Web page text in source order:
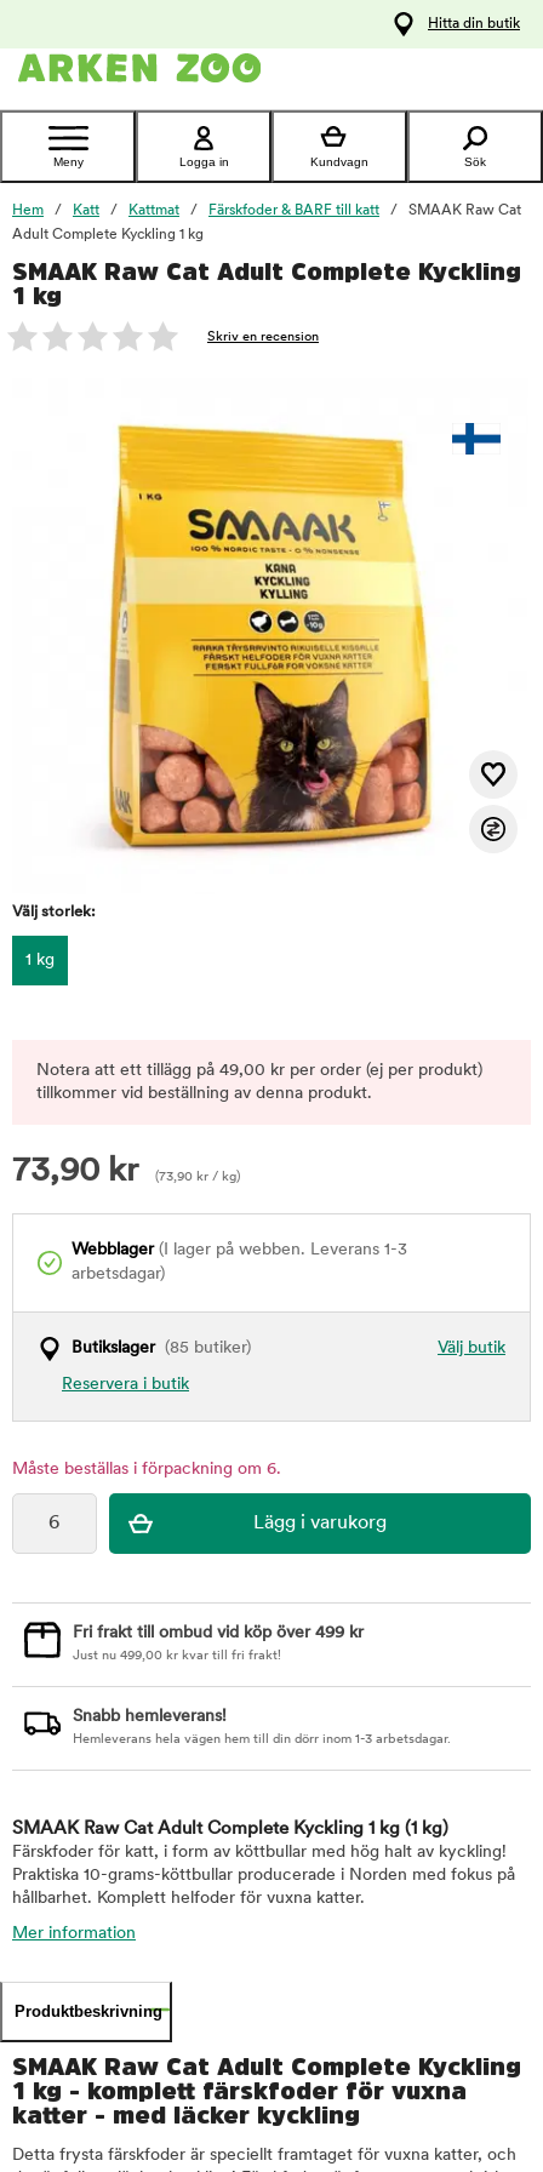
Kontakta
Hitta din butik
Meny Logga in Kundvagn Sök
Hem Katt Kattmat Färskfoder & BARF till katt
SMAAK Raw Cat
Adult Complete Kyckling 1 kg
SMAAK Raw Cat Adult Complete Kyckling
1 kg
Skriv en recension
Välj storlek:
1 kg
Notera att ett tillägg på 49,00 kr per order (ej per produkt)
tillkommer vid beställning av denna produkt.
73,90 kr (73,90 kr / kg)
Webblager(I lager på webben. Leverans 1-3
arbetsdagar)
Välj butik
Butikslager(85 butiker)
Reservera i butik
Måste beställas i förpackning om 6.
foo
Fri frakt till ombud vid köp över 499 kr
Just nu 499,00 kr kvar till fri frakt!
Snabb hemleverans!
Hemleverans hela vägen hem till din dörr inom 1-3 arbetsdagar.
SMAAK Raw Cat Adult Complete Kyckling 1 kg (1 kg)
Färskfoder för katt, i form av köttbullar med hög halt av kyckling!
Praktiska 10-grams-köttbullar producerade i Norden med fokus på
hållbarhet. Komplett helfoder för vuxna katter.
Mer information
Produktbeskrivning
SMAAK Raw Cat Adult Complete Kyckling
1 kg - komplett färskfoder för vuxna
katter - med läcker kyckling
Detta frysta färskfoder är speciellt framtaget för vuxna katter, och